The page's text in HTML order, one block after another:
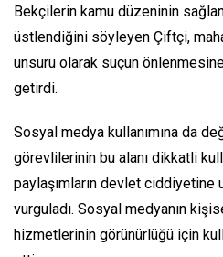
Bekçilerin kamu düzeninin
üstlendiğini söyleyen Çiftçi,
unsuru olarak suçun
getirdi.
Sosyal medya kullanımına da
görevlilerinin bu alanı dikkatli
paylaşımların devlet ciddiyetine
vurguladı. Sosyal medyanın
hizmetlerinin görünürlüğü için